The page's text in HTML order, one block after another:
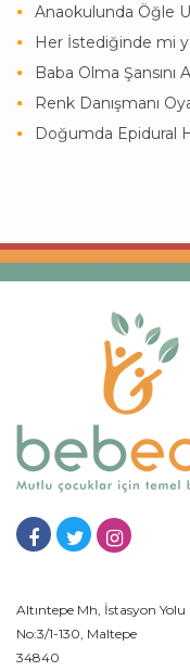
Anaokulunda Öğle
Her İstediğinde mi
Baba Olma Şansını
Renk Danışmanı
Doğumda Epidural
Altıntepe Mh, İstasyon Yolu
No:3/1-130, Maltepe
34840